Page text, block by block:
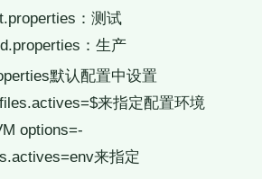
：测试
：生产
默认配置中设置
来指定配置环境
options=-
来指定